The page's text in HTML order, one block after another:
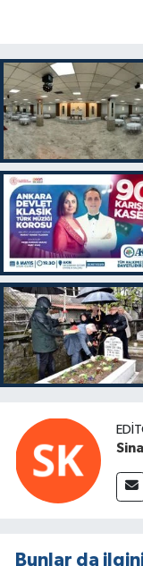
Bunlar da